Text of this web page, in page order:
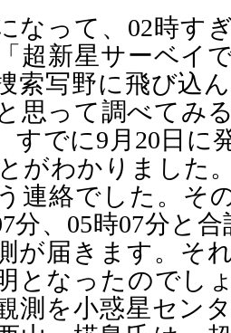
なって、02時す
超新星サーベイ
索写野に飛び込
思って調べてみ
すでに9月20日に
がわかりました
連絡でした。そ
分、05時07分と
が届きます。そ
となったのでし
測を小惑星セン